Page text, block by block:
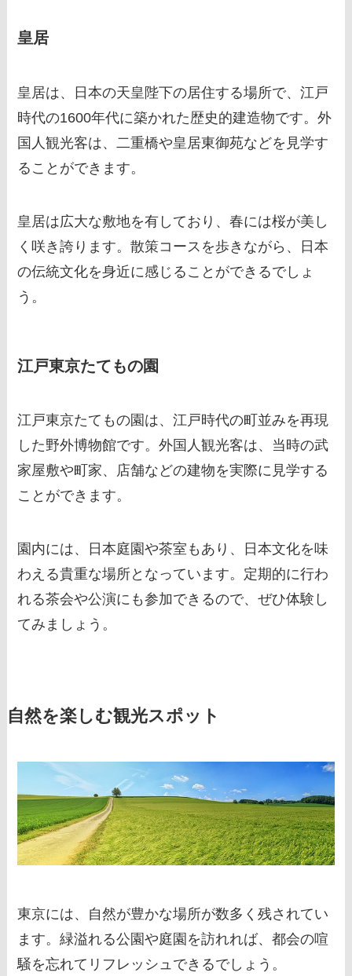
皇居
皇居は、日本の天皇陛下の居住する場所で、江戸
時代の1600年代に築かれた歴史的建造物です。外
国人観光客は、二重橋や皇居東御苑などを見学す
ることができます。
皇居は広大な敷地を有しており、春には桜が美し
く咲き誇ります。散策コースを歩きながら、日本
の伝統文化を身近に感じることができるでしょ
う。
江戸東京たてもの園
江戸東京たてもの園は、江戸時代の町並みを再現
した野外博物館です。外国人観光客は、当時の武
家屋敷や町家、店舗などの建物を実際に見学する
ことができます。
園内には、日本庭園や茶室もあり、日本文化を味
わえる貴重な場所となっています。定期的に行わ
れる茶会や公演にも参加できるので、ぜひ体験し
てみましょう。
自然を楽しむ観光スポット
東京には、自然が豊かな場所が数多く残されてい
ます。緑溢れる公園や庭園を訪れれば、都会の喧
騒を忘れてリフレッシュできるでしょう。